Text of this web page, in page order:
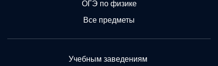
ОГЭ по физике
Все предметы
Учебным заведениям